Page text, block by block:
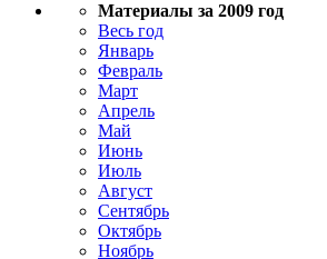
Материалы за 2009 год
Весь год
Январь
Февраль
Март
Апрель
Май
Июнь
Июль
Август
Сентябрь
Октябрь
Ноябрь